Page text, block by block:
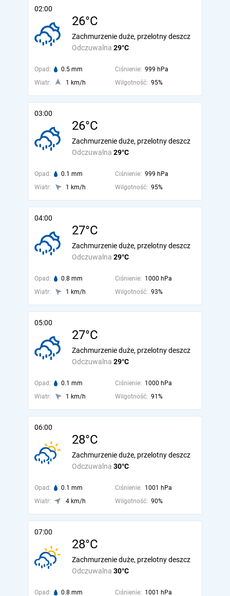
02:00
26°C
Odczuwalna 29°C
Zachmurzenie duże, przelotny deszcz
Opad: 0.5 mm Ciśnienie: 999 hPa
Wiatr:
1 km/h Wilgotność: 95%
03:00
26°C
Odczuwalna 29°C
Zachmurzenie duże, przelotny deszcz
Opad: 0.1 mm Ciśnienie: 999 hPa
Wiatr:
1 km/h Wilgotność: 95%
04:00
27°C
Odczuwalna 29°C
Zachmurzenie duże, przelotny deszcz
Opad: 0.8 mm Ciśnienie: 1000 hPa
Wiatr:
1 km/h Wilgotność: 93%
05:00
27°C
Odczuwalna 29°C
Zachmurzenie duże, przelotny deszcz
Opad: 0.1 mm Ciśnienie: 1000 hPa
Wiatr:
1 km/h Wilgotność: 91%
06:00
28°C
Odczuwalna 30°C
Zachmurzenie duże, przelotny deszcz
Opad: 0.1 mm Ciśnienie: 1001 hPa
Wiatr:
4 km/h Wilgotność: 90%
07:00
28°C
Odczuwalna 30°C
Zachmurzenie duże, przelotny deszcz
Opad: 0.8 mm Ciśnienie: 1001 hPa